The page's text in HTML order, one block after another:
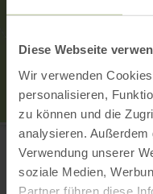
Diese Webseite
Wir verwenden
personalisieren,
zu können und die
analysieren.
Verwendung unserer
soziale Medien,
Partner führen diese
Kaiser-Wilhelm-Turm
Hohe Acht
53518 Adenau
E-Mail